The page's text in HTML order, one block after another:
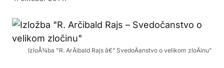
IzloÅ¾ba "R. ArÄibald Rajs â€“ SvedoÄanstvo o velikom zloÄinu"